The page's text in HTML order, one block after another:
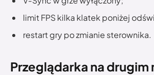
limit FPS kilka klatek poniżej
restart gry po zmianie sterownika.
Przeglądarka na drugim